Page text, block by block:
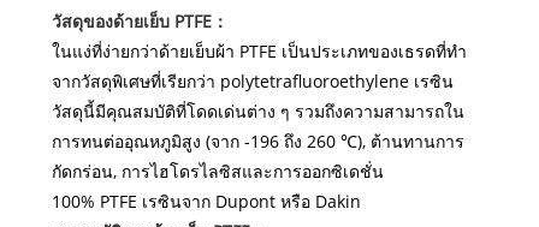
วัสดุของด้ายเย็บ PTFE：
ในแง่ที่ง่ายกว่าด้ายเย็บผ้า PTFE เป็นประเภทของเธรดที่ทำ
จากวัสดุพิเศษที่เรียกว่า polytetrafluoroethylene เรซิน
วัสดุนี้มีคุณสมบัติที่โดดเด่นต่าง ๆ รวมถึงความสามารถใน
การทนต่ออุณหภูมิสูง (จาก -196 ถึง 260 ℃), ต้านทานการ
กัดกร่อน, การไฮโดรไลซิสและการออกซิเดชั่น
100% PTFE เรซินจาก Dupont หรือ Dakin